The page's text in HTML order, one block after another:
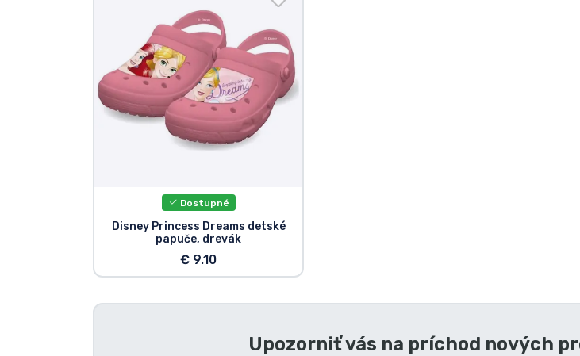
Dostupné
Disney Princess Dreams detské
papuče, drevák
€ 9.10
Upozorniť vás na príchod nových
Zoradiť podľa série
Zoradiť podľa filmov
Zoradiť podľa karikatúry
Zoradiť podľa hier
Zoradiť podľa športu